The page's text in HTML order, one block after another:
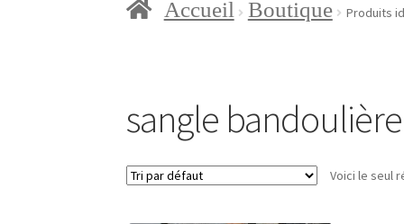
AccueilBlogBoutique
Accueil Boutique Produits
sangle
Voici le seul